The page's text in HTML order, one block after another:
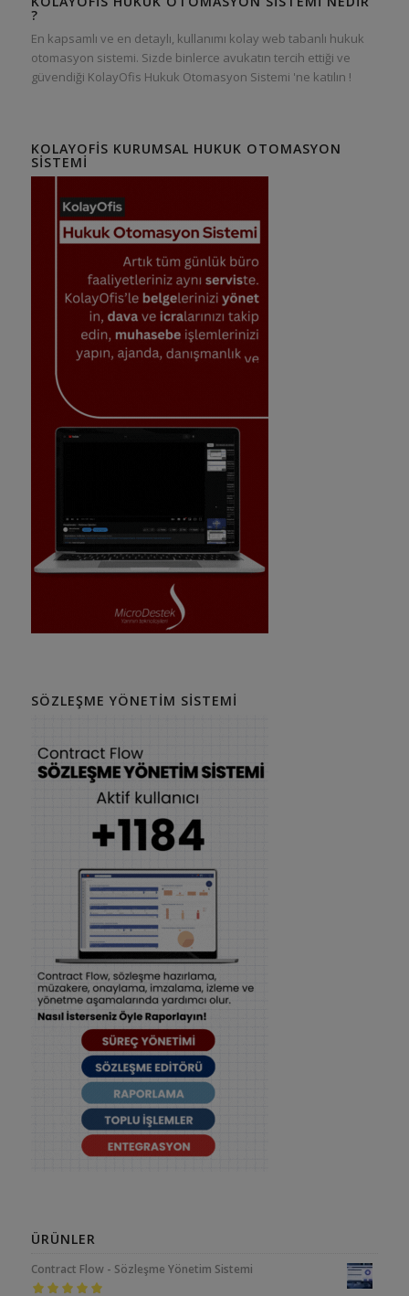
?
En kapsamlı ve en detaylı, kullanımı kolay web tabanlı hukuk
otomasyon sistemi. Sizde binlerce avukatın tercih ettiği ve
güvendiği KolayOfis Hukuk Otomasyon Sistemi 'ne katılın !
KOLAYOFIS KURUMSAL HUKUK OTOMASYON
SISTEMI
SÖZLEŞME YÖNETIM SISTEMI
ÜRÜNLER
Contract Flow - Sözleşme Yönetim Sistemi